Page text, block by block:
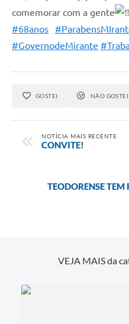
Radar da Transparência Pública
Pesquisa de satisfação
Turismo
Projetos
Obras
Emprega
Agenda
Carta de Serviços
Telefones Úteis
comemorar com a gente
#68anos
#GovernodeMirante
GOSTEI NÃO GOSTEI
NOTÍCIA MAIS RECENTE
CONVITE!
TEODORENSE
VEJA MAIS da